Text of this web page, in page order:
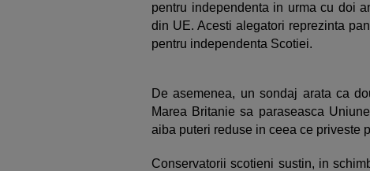
pentru independenta in urma cu doi
din UE. Acesti alegatori reprezinta
pentru independenta Scotiei.
De asemenea, un sondaj arata ca
Marea Britanie sa paraseasca
aiba puteri reduse in ceea ce priveste
Conservatorii scotieni sustin, in